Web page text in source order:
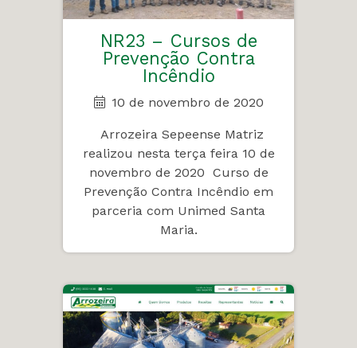
NR23 – Cursos de
Prevenção Contra
Incêndio
10 de novembro de 2020
Arrozeira Sepeense Matriz
realizou nesta terça feira 10 de
novembro de 2020 Curso de
Prevenção Contra Incêndio em
parceria com Unimed Santa
Maria.